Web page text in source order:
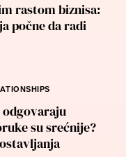
rastom biznisa:
počne da radi
odgovaraju
su srećnije?